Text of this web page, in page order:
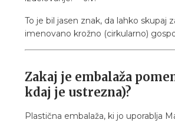
To je bil jasen znak, da lahko skupaj
imenovano krožno (cirkularno)
Zakaj je embalaža
kdaj je ustrezna)?
Plastična embalaža, ki jo uporablja